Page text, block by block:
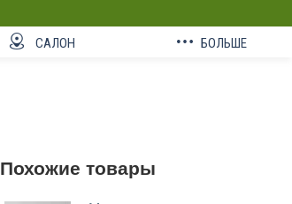
САЛОН БОЛЬШЕ
Похожие товары